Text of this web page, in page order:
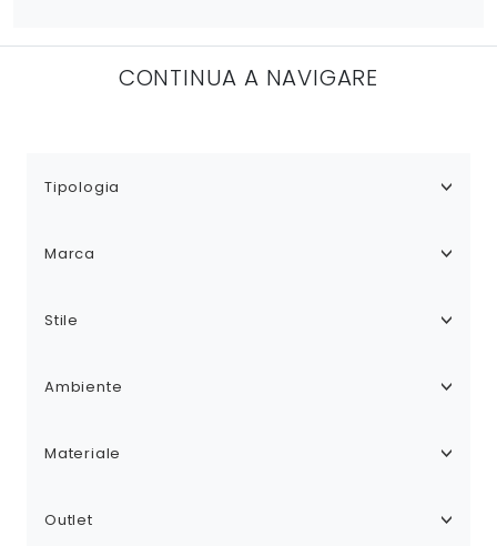
CONTINUA A NAVIGARE
Tipologia
Marca
Stile
Ambiente
Materiale
Outlet